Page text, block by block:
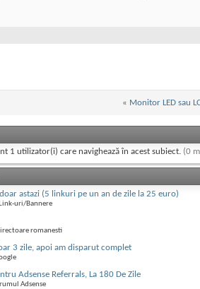
« Monitor LED sau
1 utilizator(i) care navighează în acest subiect. (0
astazi (5 linkuri pe un an de zile la 25 euro)
uri/Bannere
romanesti
3 zile, apoi am disparut complet
Adsense Referrals, La 180 De Zile
Adsense